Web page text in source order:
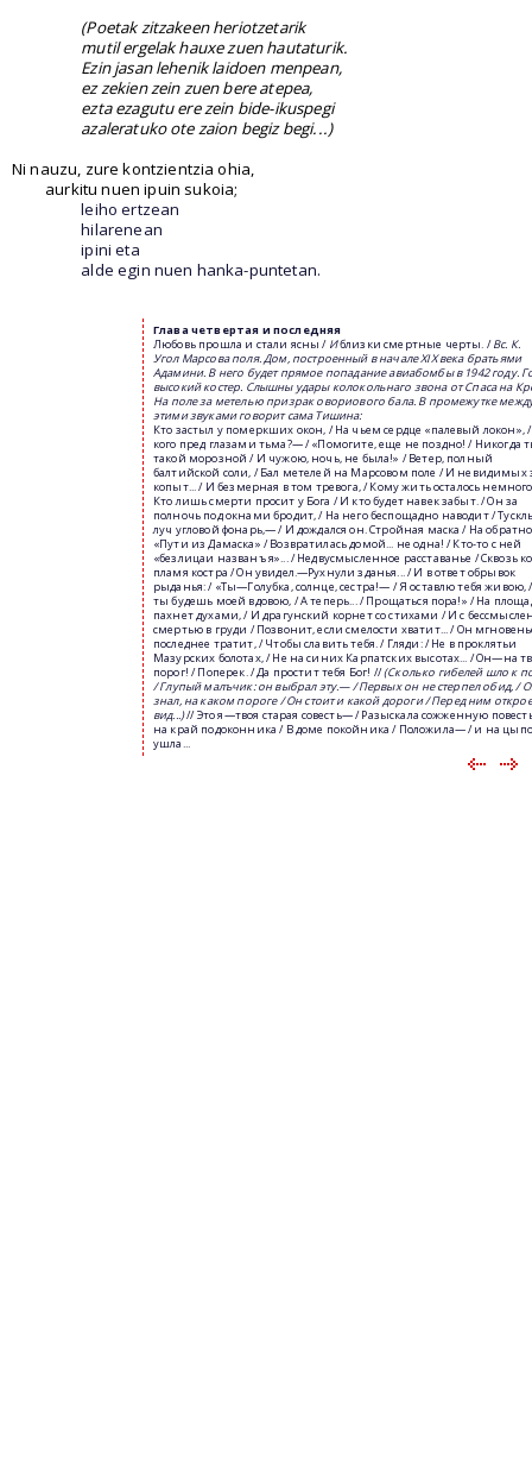
(Poetak zitzakeen heriotzetarik
mutil ergelak hauxe zuen hautaturik.
Ezin jasan lehenik laidoen menpean,
ez zekien zein zuen bere atepea,
ezta ezagutu ere zein bide-ikuspegi
azaleratuko ote zaion begiz begi...)
Ni nauzu, zure kontzientzia ohia,
aurkitu nuen ipuin sukoia;
leiho ertzean
hilarenean
ipini eta
alde egin nuen hanka-puntetan.
Главачетвертая ипоследняя
Любовь прошла и стали ясны / Иблизки смертные черты. /Вс. К.
Угол Марсова поля.Дом, построенный в началеXIXвека братьями
Адамини. В него будет прямое попаданиеавиабомбы в1942году.
высокий костер. Слышны удары колокольнаго звона от Спаса на
На полеза метелью призрак овориового бала. В промежутке
этимизвуками говорит сама Тишина:
Кто застыл у померкших окон, / На чьем сердце «палевый локон»,
кого пред глазами тьма?— / «Помогите, еще не поздно! / Никогда
такой морозной / И чужою, ночь, не была!» / Ветер, полный
балтийской соли, / Бал метелей на Марсовом поле / И невидимых
копыт... / И безмерная в том тревога, / Кому жить осталось
Кто лишь смерти просит у Бога / И кто будет навек забыт. / Он за
полночь под окнами бродит, / На него беспощадно наводит /
луч угловой фонарь,— / И дождался он. Стройная маска / На
«Пути из Дамаска» / Возвратилась домой... не одна! / Кто-то с ней
«безлицаи названъ я»... / Недвусмысленное расставанье / Сквозь
пламя костра / Он увидел.—Рухнули зданья... / И в ответ обрывок
рыданья: / «Ты—Голубка, солнце, сестра!— / Я оставлю тебя живою,
ты будешь моей вдовою, / А теперь... / Прощаться пора!» / На
пахнет духами, / И драгунский корнет со стихами / И с
смертью в груди / Позвонит, если смелости хватит... / Он
последнее тратит, / Чтобы славить тебя. / Гляди: / Не в проклятьи
Мазурских болотах, / Не на синих Карпатских высотах... / Он—на
порог! / Поперек. / Да простит тебя Бог! //(Сколько гибелей шло к
/Глупый малъчик:он выбрал эту.— /Первых он не стерпел обид, /
знал, на каком пороге/Он стоит и какойдороги/Перед ним
вид...)// Это я—твоя старая совесть— / Разыскала сожженную
на край подоконника / В доме покойника / Положила— / и на
ушла...